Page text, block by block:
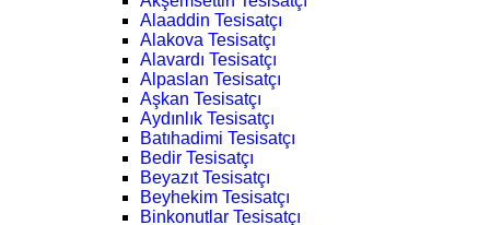
Alaaddin Tesisatçı
Alakova Tesisatçı
Alavardı Tesisatçı
Alpaslan Tesisatçı
Aşkan Tesisatçı
Aydınlık Tesisatçı
Batıhadimi Tesisatçı
Bedir Tesisatçı
Beyazıt Tesisatçı
Beyhekim Tesisatçı
Binkonutlar Tesisatçı